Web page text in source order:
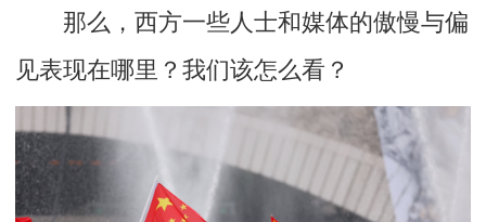
那么，西方一些人士和媒体的傲慢与偏
见表现在哪里？我们该怎么看？